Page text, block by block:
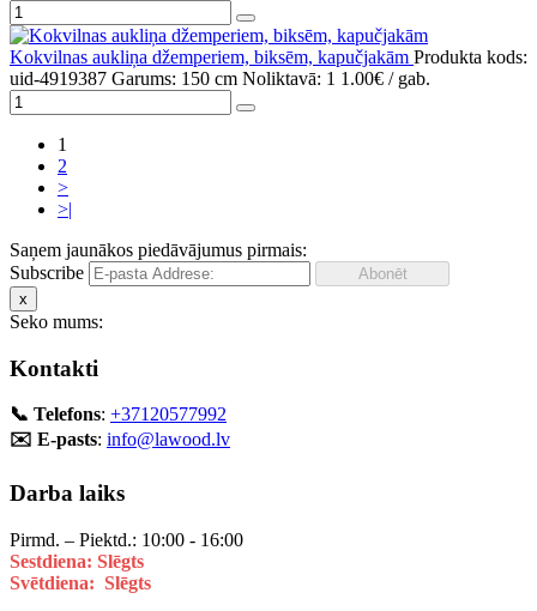
Kokvilnas aukliņa džemperiem, biksēm, kapučjakām Produkta kods:
uid-4919387 Garums: 150 cm Noliktavā: 1 1.00€ / gab.
1
2
>
>|
Saņem jaunākos piedāvājumus pirmais:
Subscribe
x
Seko mums:
Kontakti
📞 Telefons: +37120577992
✉️ E-pasts: info@lawood.lv
Darba laiks
Pirmd. – Piektd.: 10:00 - 16:00
Sestdiena: Slēgts
Svētdiena: Slēgts